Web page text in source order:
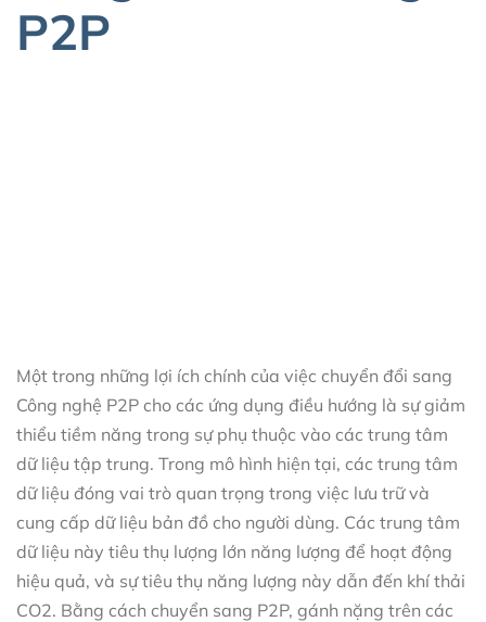
P2P
Một trong những lợi ích chính của việc chuyển đổi sang
Công nghệ P2P cho các ứng dụng điều hướng là sự giảm
thiểu tiềm năng trong sự phụ thuộc vào các trung tâm
dữ liệu tập trung. Trong mô hình hiện tại, các trung tâm
dữ liệu đóng vai trò quan trọng trong việc lưu trữ và
cung cấp dữ liệu bản đồ cho người dùng. Các trung tâm
dữ liệu này tiêu thụ lượng lớn năng lượng để hoạt động
hiệu quả, và sự tiêu thụ năng lượng này dẫn đến khí thải
CO2. Bằng cách chuyển sang P2P, gánh nặng trên các